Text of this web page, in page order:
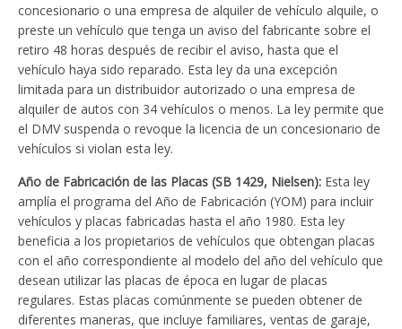
concesionario o una empresa de alquiler de vehículo alquile, o
preste un vehículo que tenga un aviso del fabricante sobre el
retiro 48 horas después de recibir el aviso, hasta que el
vehículo haya sido reparado. Esta ley da una excepción
limitada para un distribuidor autorizado o una empresa de
alquiler de autos con 34 vehículos o menos. La ley permite que
el DMV suspenda o revoque la licencia de un concesionario de
vehículos si violan esta ley.
Año de Fabricación de las Placas (SB 1429, Nielsen): Esta ley
amplía el programa del Año de Fabricación (YOM) para incluir
vehículos y placas fabricadas hasta el año 1980. Esta ley
beneficia a los propietarios de vehículos que obtengan placas
con el año correspondiente al modelo del año del vehículo que
desean utilizar las placas de época en lugar de placas
regulares. Estas placas comúnmente se pueden obtener de
diferentes maneras, que incluye familiares, ventas de garaje,